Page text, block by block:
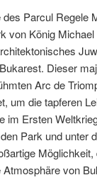
Parcul Regele
von König
Dieser
Arc de
um die tapferen
im Ersten
Park und unter
Möglichkeit,
von